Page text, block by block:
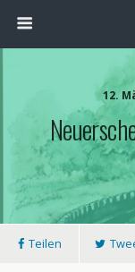
12.
Teilen